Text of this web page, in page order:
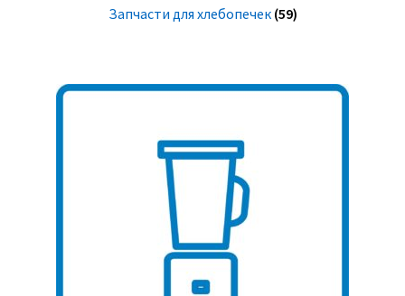
Запчасти для хлебопечек (59)